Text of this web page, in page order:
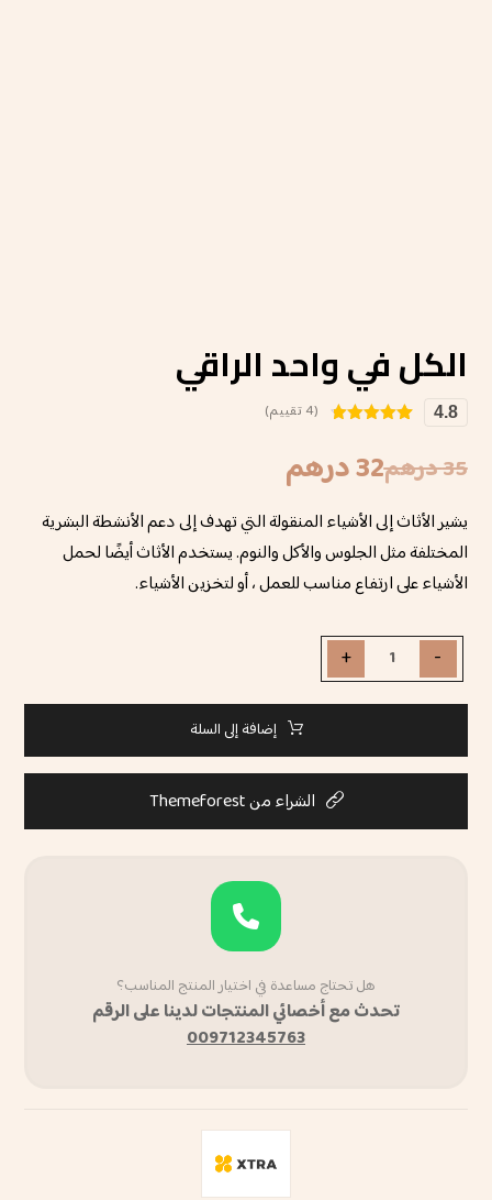
الكل في واحد الراقي
4.8
بناءً على
تقييمعملاء
(4 تقييم)
35درهم32درهم
يشير الأثاث إلى الأشياء المنقولة التي تهدف إلى دعم الأنشطة البشرية
المختلفة مثل الجلوس والأكل والنوم. يستخدم الأثاث أيضًا لحمل
الأشياء على ارتفاع مناسب للعمل ، أو لتخزين الأشياء.
-
+
إضافة إلى السلة
الشراء من Themeforest
هل تحتاج مساعدة في اختيار المنتج المناسب؟
تحدث مع أخصائي المنتجات لدينا على الرقم
009712345763